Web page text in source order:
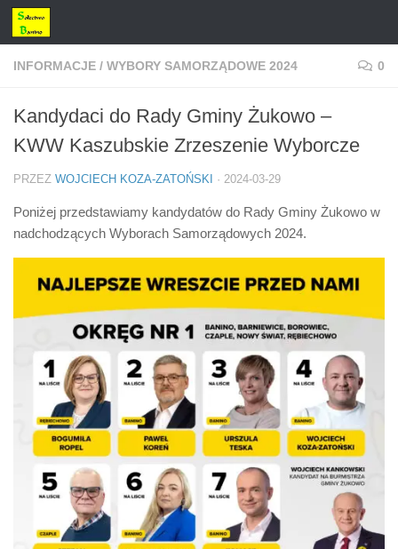
Przejdź do treści
INFORMACJE / WYBORY SAMORZĄDOWE 2024 0
Kandydaci do Rady Gminy Żukowo –
KWW Kaszubskie Zrzeszenie Wyborcze
PRZEZ WOJCIECH KOZA-ZATOŃSKI · 2024-03-29
Poniżej przedstawiamy kandydatów do Rady Gminy Żukowo w
nadchodzących Wyborach Samorządowych 2024.